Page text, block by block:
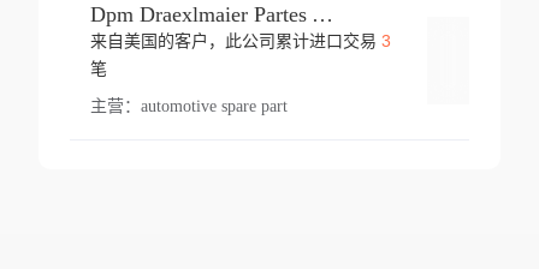
Dpm Draexlmaier Partes Automotrices Corr Ind Huejotzingo
来自美国的客户，此公司累计进口交易 3
笔
主营： automotive spare part